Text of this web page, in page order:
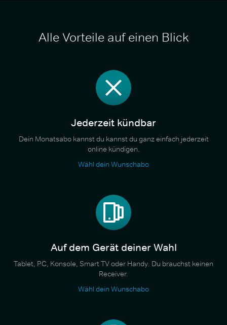
Alle Vorteile auf einen Blick
Jederzeit kündbar
Dein Monatsabo kannst du kannst du ganz einfach jederzeit
online kündigen.
Wähl dein Wunschabo
Auf dem Gerät deiner Wahl
Tablet, PC, Konsole, Smart TV oder Handy. Du brauchst keinen
Receiver.
Wähl dein Wunschabo